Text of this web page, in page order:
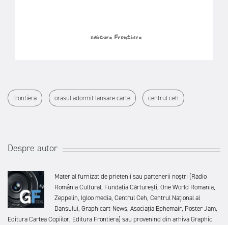
frontiera orasul adormit lansare carte centrul ceh
Despre autor
Material furnizat de prietenii sau partenerii noștri (Radio
România Cultural, Fundația Cărturești, One World Romania,
Zeppelin, Igloo media, Centrul Ceh, Centrul Național al
Dansului, Graphicart-News, Asociația Ephemair, Poster Jam,
Editura Cartea Copiilor, Editura Frontiera) sau provenind din arhiva Graphic